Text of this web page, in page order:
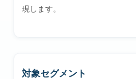
現します。
対象セグメント